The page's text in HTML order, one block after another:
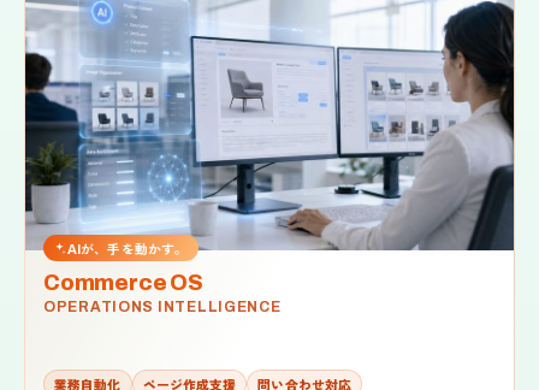
AIが、手を動かす。
Commerce OS
OPERATIONS INTELLIGENCE
業務自動化 ページ作成支援 問い合わせ対応